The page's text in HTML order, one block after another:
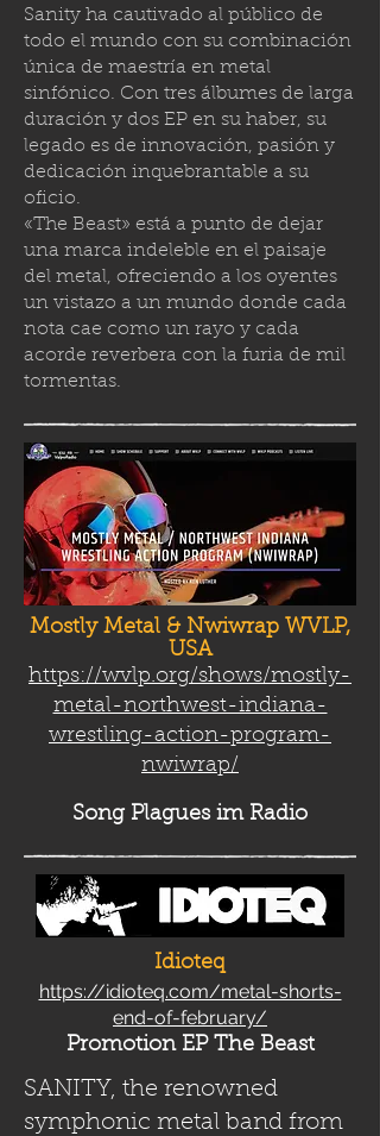
Sanity ha cautivado al público de
todo el mundo con su combinación
única de maestría en metal
sinfónico. Con tres álbumes de larga
duración y dos EP en su haber, su
legado es de innovación, pasión y
dedicación inquebrantable a su
oficio.
«The Beast» está a punto de dejar
una marca indeleble en el paisaje
del metal, ofreciendo a los oyentes
un vistazo a un mundo donde cada
nota cae como un rayo y cada
acorde reverbera con la furia de mil
tormentas.
Mostly Metal & Nwiwrap WVLP,
USA
https://wvlp.org/shows/mostly-
metal-northwest-indiana-
wrestling-action-program-
nwiwrap/
Song Plagues im Radio
Idioteq
https://idioteq.com/metal-shorts-
end-of-february/
Promotion EP The Beast
SANITY, the renowned
symphonic metal band from